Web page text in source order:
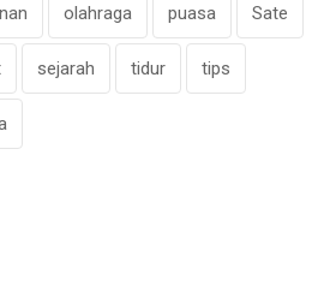
olahraga puasa Sate
sejarah tidur tips